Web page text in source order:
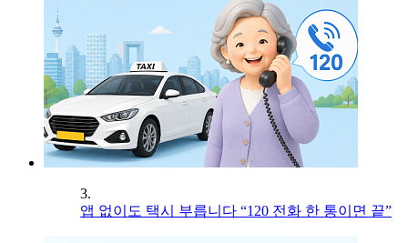
3.
앱 없이도 택시 부릅니다 “120 전화 한 통이면 끝”